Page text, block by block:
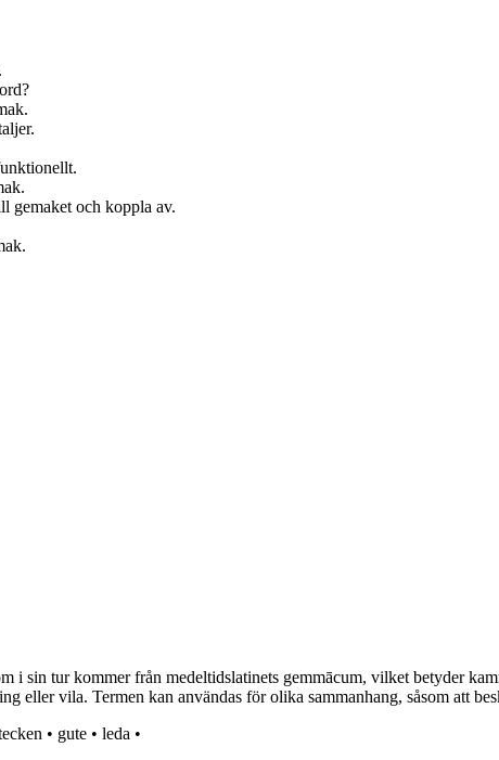
gemaket och koppla av.
i sin tur kommer från medeltidslatinets gemmācum, vilket betyder
eller vila. Termen kan användas för olika sammanhang, såsom att
• gute • leda •